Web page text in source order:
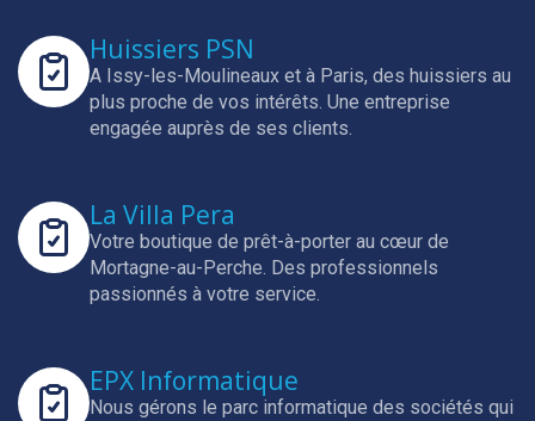
Huissiers PSN
A Issy-les-Moulineaux et à Paris, des huissiers au
plus proche de vos intérêts. Une entreprise
engagée auprès de ses clients.
La Villa Pera
Votre boutique de prêt-à-porter au cœur de
Mortagne-au-Perche. Des professionnels
passionnés à votre service.
EPX Informatique
Nous gérons le parc informatique des sociétés qui